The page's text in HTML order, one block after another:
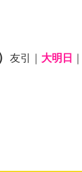
友引｜ 大明日